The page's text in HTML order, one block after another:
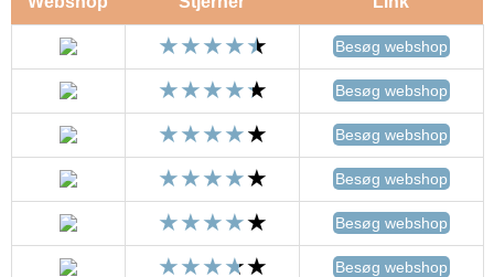
Besøg webshop
Besøg webshop
Besøg webshop
Besøg webshop
Besøg webshop
Besøg webshop